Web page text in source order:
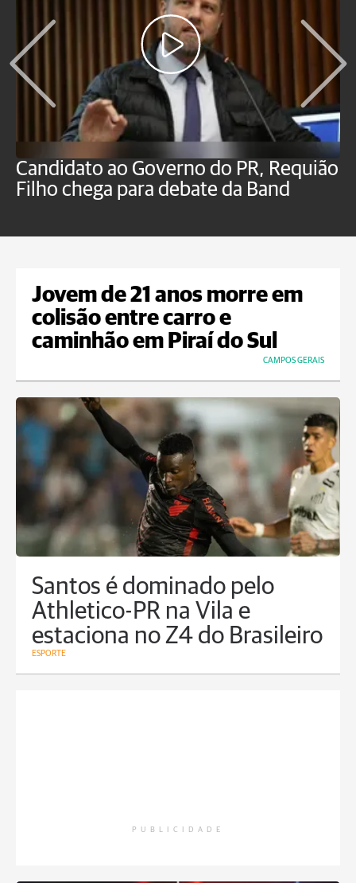
Candidato ao Governo do PR, Requião
Filho chega para debate da Band
Jovem de 21 anos morre em
colisão entre carro e
caminhão em Piraí do Sul
CAMPOS GERAIS
Santos é dominado pelo
Athletico-PR na Vila e
estaciona no Z4 do Brasileiro
ESPORTE
PUBLICIDADE